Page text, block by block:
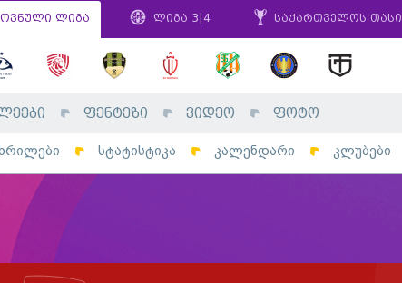
ლიგა ლიგა 3|4 საქართველოს თასი
ფენტეზი ვიდეო ფოტო
სტატისტიკა კალენდარი კლუბები